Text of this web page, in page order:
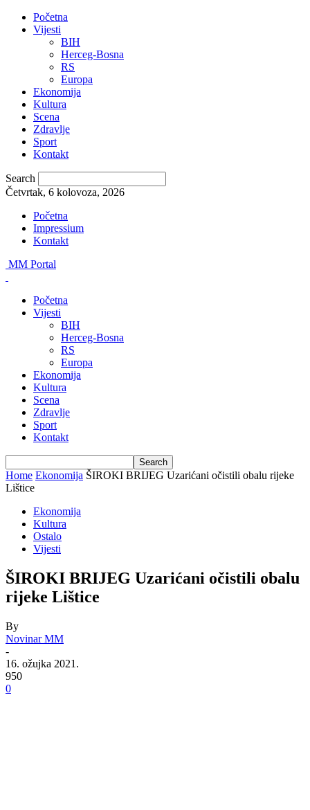
Početna
Vijesti
BIH
Herceg-Bosna
RS
Europa
Ekonomija
Kultura
Scena
Zdravlje
Sport
Kontakt
Search
Četvrtak, 6 kolovoza, 2026
Početna
Impressium
Kontakt
MM Portal
Početna
Vijesti
BIH
Herceg-Bosna
RS
Europa
Ekonomija
Kultura
Scena
Zdravlje
Sport
Kontakt
Home Ekonomija ŠIROKI BRIJEG Uzarićani očistili obalu rijeke
Lištice
Ekonomija
Kultura
Ostalo
Vijesti
ŠIROKI BRIJEG Uzarićani očistili obalu
rijeke Lištice
By
Novinar MM
-
16. ožujka 2021.
950
0